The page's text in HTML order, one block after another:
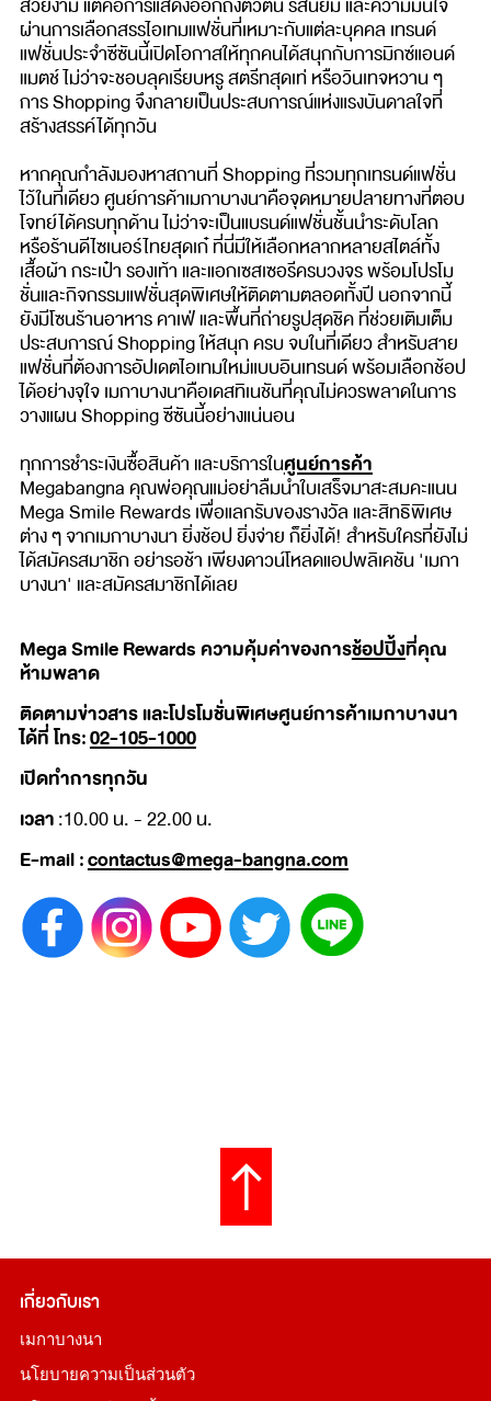
สวยงาม แต่คือการแสดงออกถึงตัวตน รสนิยม และความมั่นใจ
ผ่านการเลือกสรรไอเทมแฟชั่นที่เหมาะกับแต่ละบุคคล เทรนด์
แฟชั่นประจำซีซันนี้เปิดโอกาสให้ทุกคนได้สนุกกับการมิกซ์แอนด์
แมตช์ ไม่ว่าจะชอบลุคเรียบหรู สตรีทสุดเท่ หรือวินเทจหวาน ๆ
การ Shopping จึงกลายเป็นประสบการณ์แห่งแรงบันดาลใจที่
สร้างสรรค์ได้ทุกวัน
หากคุณกำลังมองหาสถานที่ Shopping ที่รวมทุกเทรนด์แฟชั่น
ไว้ในที่เดียว ศูนย์การค้าเมกาบางนาคือจุดหมายปลายทางที่ตอบ
โจทย์ได้ครบทุกด้าน ไม่ว่าจะเป็นแบรนด์แฟชั่นชั้นนำระดับโลก
หรือร้านดีไซเนอร์ไทยสุดเก๋ ที่นี่มีให้เลือกหลากหลายสไตล์ทั้ง
เสื้อผ้า กระเป๋า รองเท้า และแอกเซสเซอรีครบวงจร พร้อมโปรโม
ชั่นและกิจกรรมแฟชั่นสุดพิเศษให้ติดตามตลอดทั้งปี นอกจากนี้
ยังมีโซนร้านอาหาร คาเฟ่ และพื้นที่ถ่ายรูปสุดชิค ที่ช่วยเติมเต็ม
ประสบการณ์ Shopping ให้สนุก ครบ จบในที่เดียว สำหรับสาย
แฟชั่นที่ต้องการอัปเดตไอเทมใหม่แบบอินเทรนด์ พร้อมเลือกช้อป
ได้อย่างจุใจ เมกาบางนาคือเดสทิเนชันที่คุณไม่ควรพลาดในการ
วางแผน Shopping ซีซันนี้อย่างแน่นอน
ทุกการชำระเงินซื้อสินค้า และบริการในศูนย์การค้า
Megabangna คุณพ่อคุณแม่อย่าลืมนำใบเสร็จมาสะสมคะแนน
Mega Smile Rewards เพื่อแลกรับของรางวัล และสิทธิพิเศษ
ต่าง ๆ จากเมกาบางนา ยิ่งช้อป ยิ่งจ่าย ก็ยิ่งได้! สำหรับใครที่ยังไม่
ได้สมัครสมาชิก อย่ารอช้า เพียงดาวน์โหลดแอปพลิเคชัน 'เมกา
บางนา' และสมัครสมาชิกได้เลย
Mega Smile Rewards ความคุ้มค่าของการช้อปปิ้งที่คุณ
ห้ามพลาด
ติดตามข่าวสาร และโปรโมชั่นพิเศษศูนย์การค้าเมกาบางนา
ได้ที่ โทร:02-105-1000
เปิดทำการทุกวัน
เวลา:10.00 น. - 22.00 น.
E-mail :contactus@mega-bangna.com
เกี่ยวกับเรา
เมกาบางนา
นโยบายความเป็นส่วนตัว